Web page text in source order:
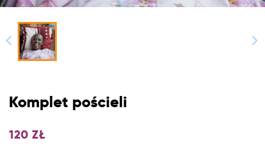
Komplet pościeli
120 ZŁ